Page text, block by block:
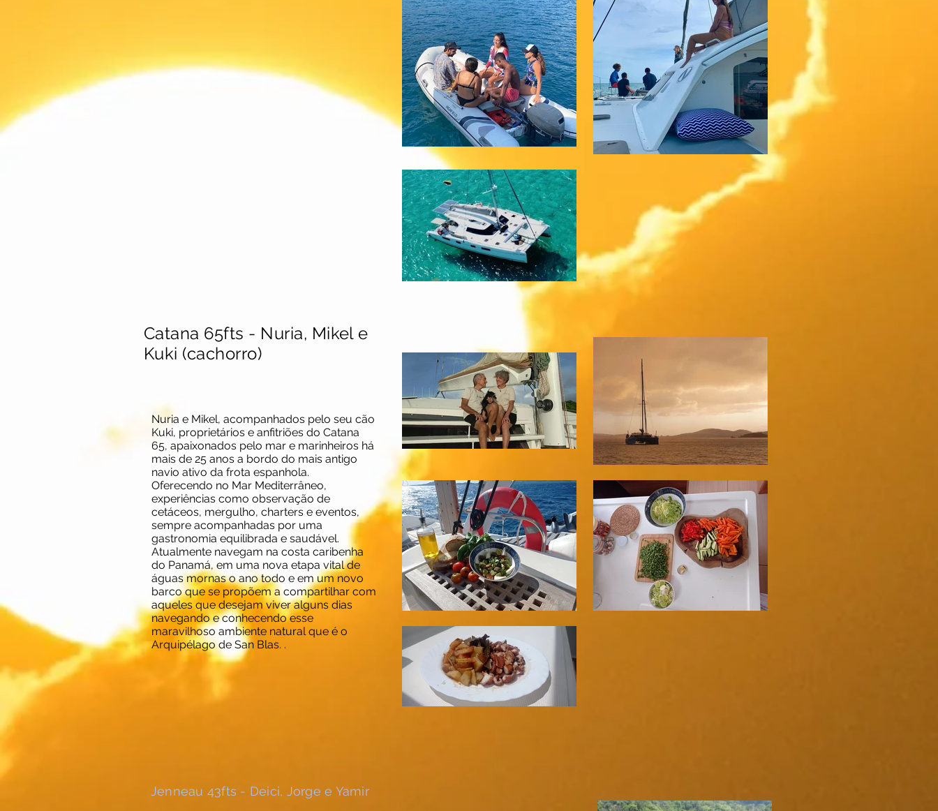
Catana 65fts - Nuria, Mikel e
Kuki (cachorro)
Nuria e Mikel, acompanhados pelo seu cão
Kuki, proprietários e anfitriões do Catana
65, apaixonados pelo mar e marinheiros há
mais de 25 anos a bordo do mais antigo
navio ativo da frota espanhola.
Oferecendo no Mar Mediterrâneo,
experiências como observação de
cetáceos, mergulho, charters e eventos,
sempre acompanhadas por uma
gastronomia equilibrada e saudável.
Atualmente navegam na costa caribenha
do Panamá, em uma nova etapa vital de
águas mornas o ano todo e em um novo
barco que se propõem a compartilhar com
aqueles que desejam viver alguns dias
navegando e conhecendo esse
maravilhoso ambiente natural que é o
Arquipélago de San Blas. .
Jenneau 43fts - Deici, Jorge e Yamir